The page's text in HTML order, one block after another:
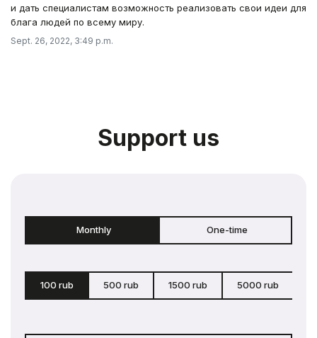
и дать специалистам возможность реализовать свои идеи для
блага людей по всему миру.
Sept. 26, 2022, 3:49 p.m.
Support us
Monthly One-time
100 rub 500 rub 1500 rub 5000 rub